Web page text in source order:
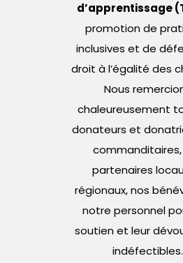
d’apprentissage
promotion de
inclusives et de
droit à l’égalité des
Nous
chaleureusement
donateurs et
commanditaires,
partenaires
régionaux, nos
notre personnel
soutien et leur
indéfectibles.